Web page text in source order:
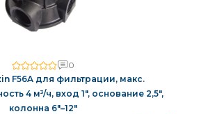
0
F56A для фильтрации, макс.
4 м³/ч, вход 1″, основание 2,5″,
колонна 6″–12″